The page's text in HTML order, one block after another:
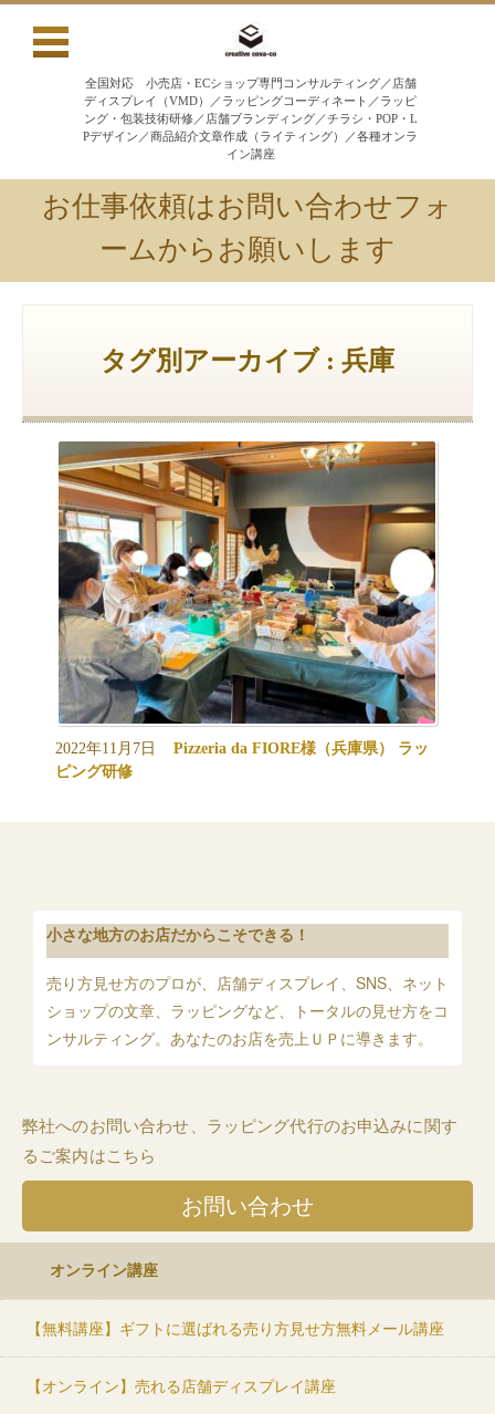
全国対応 小売店・ECショップ専門コンサルティング／店舗
ディスプレイ（VMD）／ラッピングコーディネート／ラッピ
ング・包装技術研修／店舗ブランディング／チラシ・POP・L
Pデザイン／商品紹介文章作成（ライティング）／各種オンラ
イン講座
お仕事依頼はお問い合わせフォ
ームからお願いします
タグ別アーカイブ : 兵庫
2022年11月7日 Pizzeria da FIORE様（兵庫県） ラッ
ピング研修
小さな地方のお店だからこそできる！
売り方見せ方のプロが、店舗ディスプレイ、SNS、ネット
ショップの文章、ラッピングなど、トータルの見せ方をコ
ンサルティング。あなたのお店を売上ＵＰに導きます。
弊社へのお問い合わせ、ラッピング代行のお申込みに関す
るご案内はこちら
お問い合わせ
オンライン講座
【無料講座】ギフトに選ばれる売り方見せ方無料メール講座
【オンライン】売れる店舗ディスプレイ講座